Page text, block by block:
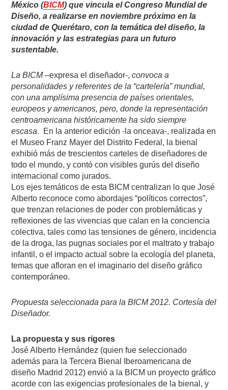
México (BICM) que vincula el Congreso Mundial de
Diseño, a realizarse en noviembre próximo en la
ciudad de Querétaro, con la temática del diseño, la
innovación y las estrategias para un futuro
sustentable.
La BICM–expresa el diseñador-,convoca a
personalidades y referentes de la “cartelería” mundial,
con una amplísima presencia de países orientales,
europeos y americanos, pero, donde la representación
centroamericana históricamente ha sido siempre
escasa. En la anterior edición -la onceava-, realizada en
el Museo Franz Mayer del Distrito Federal, la bienal
exhibió más de trescientos carteles de diseñadores de
todo el mundo, y contó con visibles gurús del diseño
internacional como jurados.
Los ejes temáticos de esta BICM centralizan lo que José
Alberto reconoce como abordajes “políticos correctos”,
que trenzan relaciones de poder con problemáticas y
reflexiones de las vivencias que calan en la conciencia
colectiva, tales como las tensiones de género, incidencia
de la droga, las pugnas sociales por el maltrato y trabajo
infantil, o el impacto actual sobre la ecología del planeta,
temas que afloran en el imaginario del diseño gráfico
contemporáneo.
Propuesta seleccionada para la BICM 2012. Cortesía del
Diseñador.
La propuesta y sus rigores
José Alberto Hernández (quien fue seleccionado
además para la Tercera Bienal Iberoamericana de
diseño Madrid 2012) envió a la BICM un proyecto gráfico
acorde con las exigencias profesionales de la bienal, y